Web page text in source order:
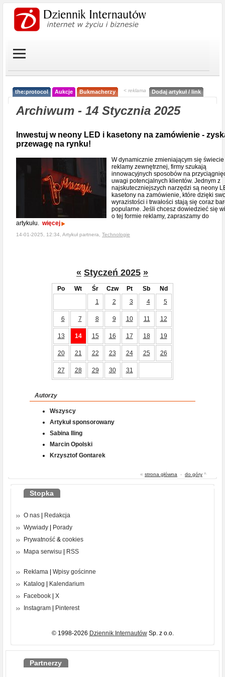
the:protocol Aukcje Bukmacherzy < reklama Dodaj artykuł / link
Archiwum - 14 Stycznia 2025
Inwestuj w neony LED i kasetony na zamówienie -
przewagę na rynku!
W dynamicznie zmieniającym się świecie
reklamy zewnętrznej, firmy szukają
innowacyjnych sposobów na
uwagi potencjalnych klientów. Jednym z
najskuteczniejszych narzędzi są neony
kasetony na zamówienie, które dzięki
wyrazistości i trwałości stają się coraz
popularne. Jeśli chcesz dowiedzieć się
o tej formie reklamy, zapraszamy do
artykułu. więcej
14-01-2025, 12:34, Artykuł partnera, Technologie
« Styczeń 2025 »
Po Wt Śr Czw Pt Sb
Nd
1
2 3 4 5
6 7 8 9 10 11 12
13 14 15 16 17 18 19
20 21 22 23 24 25 26
27 28 29 30 31
Autorzy
Wszyscy
Artykuł sponsorowany
Sabina Iling
Marcin Opolski
Krzysztof Gontarek
« strona główna - do góry ^
Stopka
O nas
Redakcja
Wywiady
Porady
Prywatność & cookies
Mapa serwisu
RSS
Reklama
Wpisy gościnne
Katalog
Kalendarium
Facebook
X
Instagram
Pinterest
© 1998-2026 Dziennik InternautówSp. z o.o.
Partnerzy